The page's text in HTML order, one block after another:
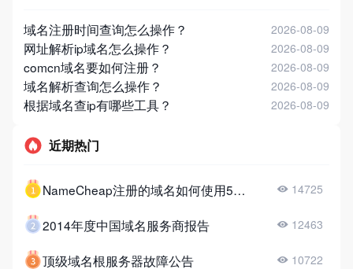
域名注册时间查询怎么操作？ 2026-08-09
网址解析ip域名怎么操作？ 2026-08-09
comcn域名要如何注册？ 2026-08-09
域名解析查询怎么操作？ 2026-08-09
根据域名查ip有哪些工具？ 2026-08-09
近期热门
NameCheap注册的域名如何使用51DNS？ 14725
2014年度中国域名服务商报告 12463
顶级域名根服务器故障公告 10722